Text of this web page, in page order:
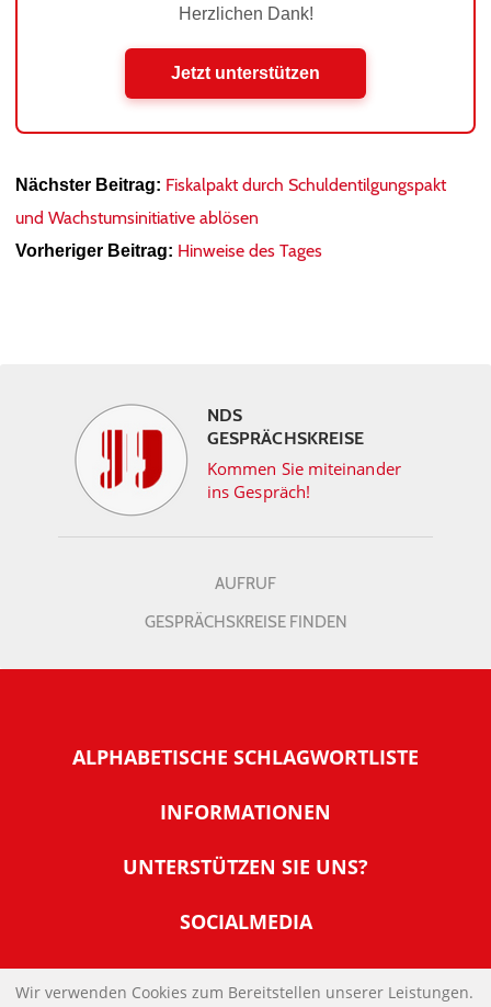
Herzlichen Dank!
Jetzt unterstützen
Nächster Beitrag: Fiskalpakt durch Schuldentilgungspakt
und Wachstumsinitiative ablösen
Vorheriger Beitrag: Hinweise des Tages
NDS
GESPRÄCHSKREISE
Kommen Sie miteinander
ins Gespräch!
AUFRUF
GESPRÄCHSKREISE FINDEN
ALPHABETISCHE SCHLAGWORTLISTE
INFORMATIONEN
Warum NachDenkSeiten
Tipps zur Nutzung der NachDenkSeiten
Banner und E-Mail-Signaturen
UNTERSTÜTZEN SIE UNS?
Werden Sie Fördermitglied
SOCIALMEDIA
IMPRESSUM
Wir verwenden Cookies zum Bereitstellen unserer Leistungen.